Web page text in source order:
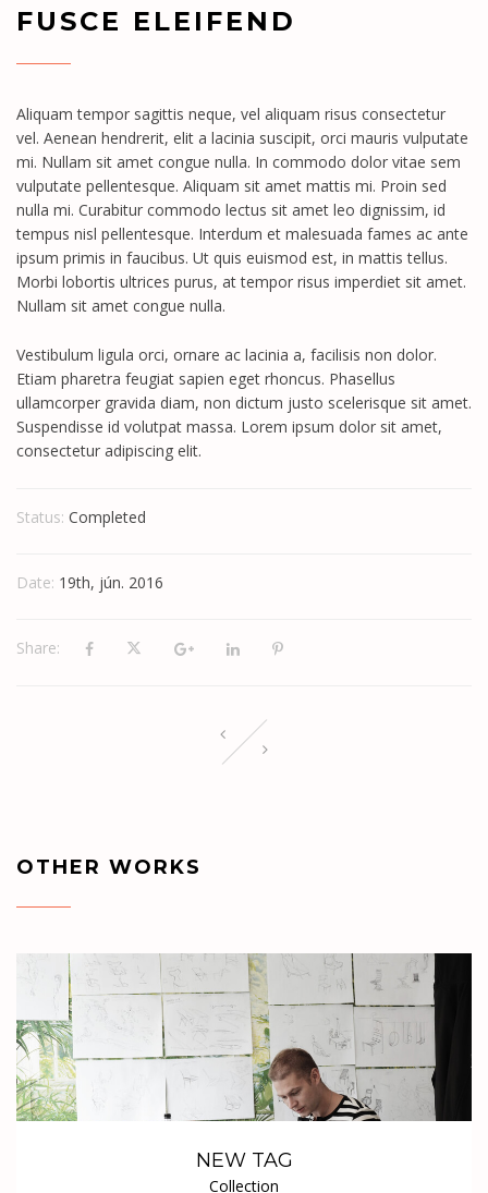
FUSCE ELEIFEND
Aliquam tempor sagittis neque, vel aliquam risus consectetur
vel. Aenean hendrerit, elit a lacinia suscipit, orci mauris vulputate
mi. Nullam sit amet congue nulla. In commodo dolor vitae sem
vulputate pellentesque. Aliquam sit amet mattis mi. Proin sed
nulla mi. Curabitur commodo lectus sit amet leo dignissim, id
tempus nisl pellentesque. Interdum et malesuada fames ac ante
ipsum primis in faucibus. Ut quis euismod est, in mattis tellus.
Morbi lobortis ultrices purus, at tempor risus imperdiet sit amet.
Nullam sit amet congue nulla.
Vestibulum ligula orci, ornare ac lacinia a, facilisis non dolor.
Etiam pharetra feugiat sapien eget rhoncus. Phasellus
ullamcorper gravida diam, non dictum justo scelerisque sit amet.
Suspendisse id volutpat massa. Lorem ipsum dolor sit amet,
consectetur adipiscing elit.
Status: Completed
Date: 19th, jún. 2016
Share:
OTHER WORKS
NEW TAG
Collection